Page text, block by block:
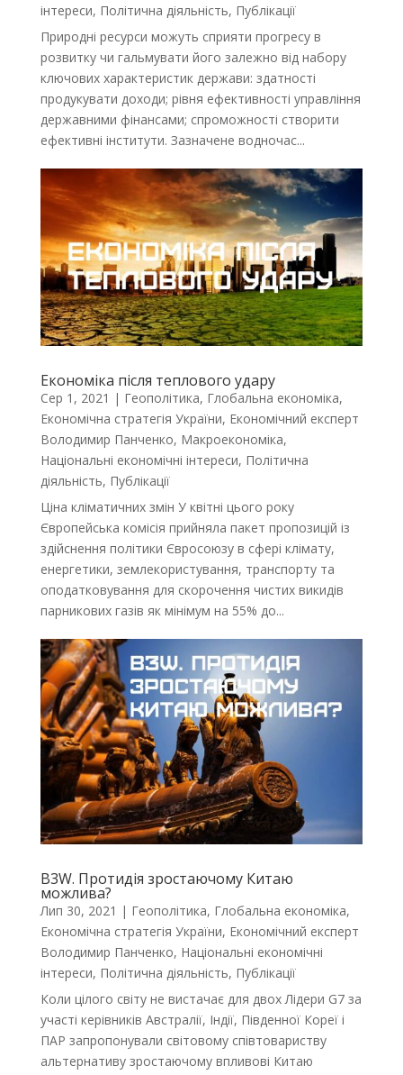
інтереси, Політична діяльність, Публікації
Природні ресурси можуть сприяти прогресу в
розвитку чи гальмувати його залежно від набору
ключових характеристик держави: здатності
продукувати доходи; рівня ефективності управління
державними фінансами; спроможності створити
ефективні інститути. Зазначене водночас...
Економіка після теплового удару
Сер 1, 2021 | Геополітика, Глобальна економіка,
Економічна стратегія України, Економічний експерт
Володимир Панченко, Макроекономіка,
Національні економічні інтереси, Політична
діяльність, Публікації
Ціна кліматичних змін У квітні цього року
Європейська комісія прийняла пакет пропозицій із
здійснення політики Євросоюзу в сфері клімату,
енергетики, землекористування, транспорту та
оподатковування для скорочення чистих викидів
парникових газів як мінімум на 55% до...
B3W. Протидія зростаючому Китаю
можлива?
Лип 30, 2021 | Геополітика, Глобальна економіка,
Економічна стратегія України, Економічний експерт
Володимир Панченко, Національні економічні
інтереси, Політична діяльність, Публікації
Коли цілого світу не вистачає для двох Лідери G7 за
участі керівників Австралії, Індії, Південної Кореї і
ПАР запропонували світовому співтовариству
альтернативу зростаючому впливові Китаю